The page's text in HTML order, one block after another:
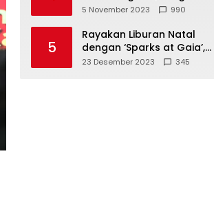
Koperasi SUB Dilaporkan ke
5 November 2023 990
5
Rayakan Liburan Natal
dengan ‘Sparks at Gaia’,
Sajikan Tempat Foto Estetik
23 Desember 2023 345